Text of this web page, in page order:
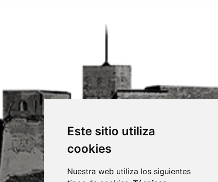
Este sitio utiliza
cookies
Nuestra web utiliza los siguientes